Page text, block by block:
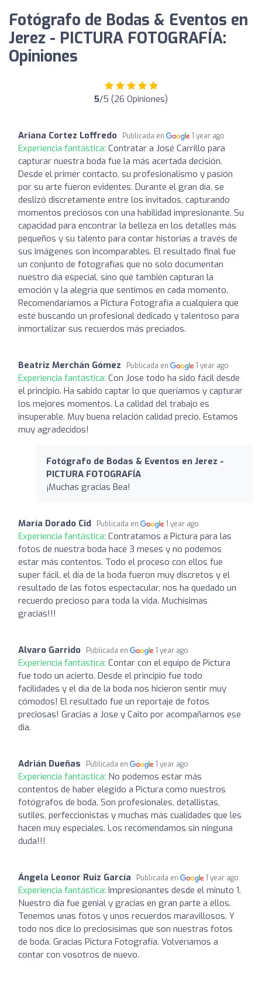
Fotógrafo de Bodas & Eventos en
Jerez - PICTURA FOTOGRAFÍA:
Opiniones
5/5 (26 Opiniones)
Ariana Cortez Loffredo Publicada en 1 year ago
Experiencia fantástica: Contratar a José Carrillo para
capturar nuestra boda fue la más acertada decisión.
Desde el primer contacto, su profesionalismo y pasión
por su arte fueron evidentes. Durante el gran día, se
deslizó discretamente entre los invitados, capturando
momentos preciosos con una habilidad impresionante. Su
capacidad para encontrar la belleza en los detalles más
pequeños y su talento para contar historias a través de
sus imágenes son incomparables. El resultado final fue
un conjunto de fotografías que no solo documentan
nuestro día especial, sino que también capturan la
emoción y la alegría que sentimos en cada momento.
Recomendaríamos a Pictura Fotografía a cualquiera que
esté buscando un profesional dedicado y talentoso para
inmortalizar sus recuerdos más preciados.
Beatriz Merchán Gómez Publicada en 1 year ago
Experiencia fantástica: Con Jose todo ha sido fácil desde
el principio. Ha sabido captar lo que queríamos y capturar
los mejores momentos. La calidad del trabajo es
insuperable. Muy buena relación calidad precio. Estamos
muy agradecidos!
Fotógrafo de Bodas & Eventos en Jerez -
PICTURA FOTOGRAFÍA
¡Muchas gracias Bea!
María Dorado Cid Publicada en 1 year ago
Experiencia fantástica: Contratamos a Pictura para las
fotos de nuestra boda hace 3 meses y no podemos
estar más contentos. Todo el proceso con ellos fue
super fácil, el día de la boda fueron muy discretos y el
resultado de las fotos espectacular, nos ha quedado un
recuerdo precioso para toda la vida. Muchísimas
gracias!!!
Alvaro Garrido Publicada en 1 year ago
Experiencia fantástica: Contar con el equipo de Pictura
fue todo un acierto. Desde el principio fue todo
facilidades y el día de la boda nos hicieron sentir muy
cómodos! El resultado fue un reportaje de fotos
preciosas! Gracias a Jose y Caito por acompañarnos ese
dia.
Adrián Dueñas Publicada en 1 year ago
Experiencia fantástica: No podemos estar más
contentos de haber elegido a Pictura como nuestros
fotógrafos de boda. Son profesionales, detallistas,
sutiles, perfeccionistas y muchas más cualidades que les
hacen muy especiales. Los recomendamos sin ninguna
duda!!!
Ángela Leonor Ruiz García Publicada en 1 year ago
Experiencia fantástica: Impresionantes desde el minuto 1.
Nuestro día fue genial y gracias en gran parte a ellos.
Tenemos unas fotos y unos recuerdos maravillosos. Y
todo nos dice lo preciosísimas que son nuestras fotos
de boda. Gracias Pictura Fotografía. Volveríamos a
contar con vosotros de nuevo.